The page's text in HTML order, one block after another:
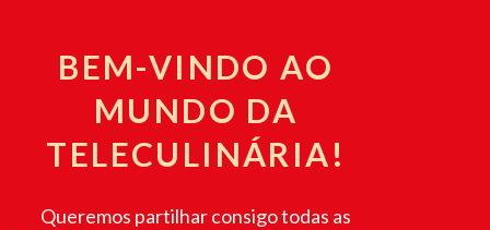
BEM-VINDO AO
MUNDO DA
TELECULINÁRIA!
Queremos partilhar consigo todas as